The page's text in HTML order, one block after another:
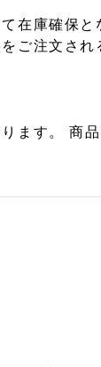
在庫確保と
ご注文さ
ます。 商